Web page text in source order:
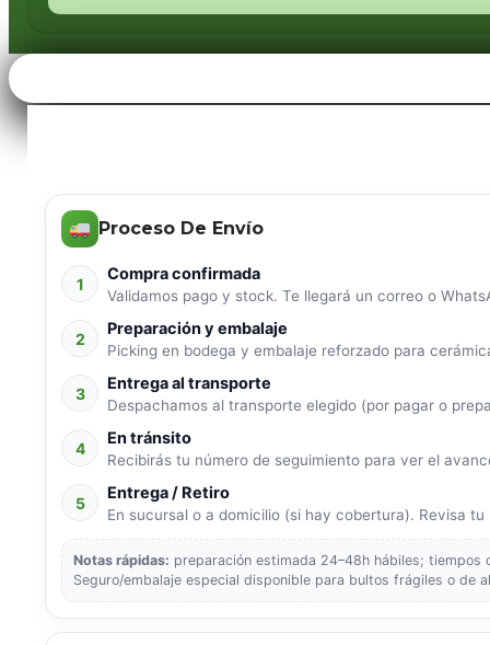
Proceso De Envío
1 Compra confirmada
Validamos pago y stock. Te llegará un correo o
2 Preparación y embalaje
Picking en bodega y embalaje reforzado para
3 Entrega al transporte
Despachamos al transporte elegido (por pagar o
4 En tránsito
Recibirás tu número de seguimiento para ver el
5 Entrega / Retiro
En sucursal o a domicilio (si hay cobertura). Revisa
Notas rápidas: preparación estimada 24–48h hábiles;
Seguro/embalaje especial disponible para bultos frágiles o de